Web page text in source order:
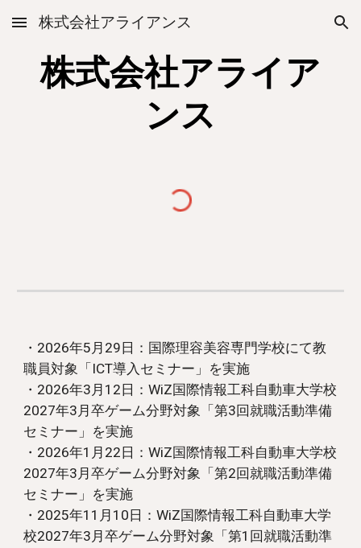
Skip to main content Skip to navigation
株式会社アライアンス
株式会社アライア
ンス
・2026年5 月29日：国際理容美容専門学校にて教
職員対象「 ICT導入セミナー 」を実施
・2026年3月12日：WiZ国際情報工科自動車大学校
2027年3月卒ゲーム分野対象「第3回就職活動準備
セミナー」を実施
・2026年1月 22 日：WiZ国際情報工科自動車大学校
2027年3月卒ゲーム分野対象「第2回就職活動準備
セミナー」を実施
・2025年11月10日：WiZ国際情報工科自動車大学
校2027年3月卒ゲーム分野対象「第1回就職活動準